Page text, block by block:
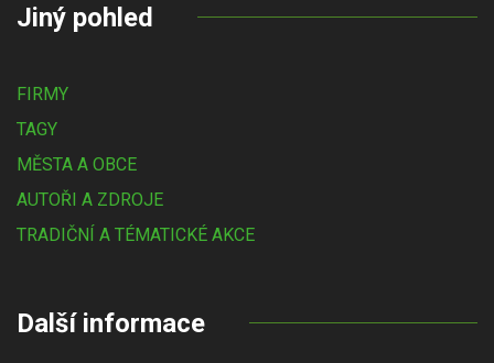
Jiný pohled
FIRMY
TAGY
MĚSTA A OBCE
AUTOŘI A ZDROJE
TRADIČNÍ A TÉMATICKÉ AKCE
Další informace